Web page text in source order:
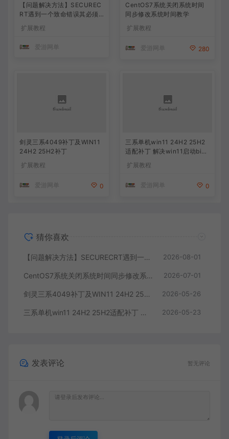
【问题解决方法】SECUREC
RT遇到一个致命错误其必须
扩展教程
爱游网单
CentOS7系统关闭系统时间
同步修改系统时间教学
扩展教程
爱游网单 280
剑灵三系4049补丁及WIN11
24H2 25H2补丁
扩展教程
爱游网单 0
三系单机win11 24H2 25H2
适配补丁 解决win11启动bin6
4无反应问题 据说也能解决4
049
扩展教程
爱游网单 0
猜你喜欢
【问题解决方法】SECURECRT遇到一个致命错误其必须关闭 2026-08-01
CentOS7系统关闭系统时间同步修改系统时间教学 2026-07-01
剑灵三系4049补丁及WIN11 24H2 25H2补丁 2026-05-26
三系单机win11 24H2 25H2适配补丁 解决win11启动bin64无反应问题 据说也能解决4049 2026-05-23
发表评论 暂无评论